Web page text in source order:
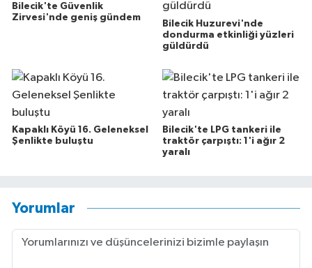
Bilecik'te Güvenlik
Zirvesi'nde geniş gündem
Bilecik Huzurevi'nde
dondurma etkinliği yüzleri
güldürdü
Kapaklı Köyü 16. Geleneksel
Şenlikte buluştu
Bilecik'te LPG tankeri ile
traktör çarpıştı: 1'i ağır 2
yaralı
Yorumlar